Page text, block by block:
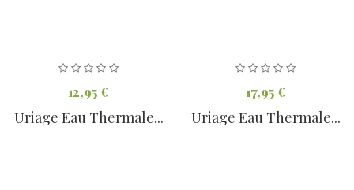
12,95 €
Uriage Eau Thermale...
17,95 €
Uriage Eau Thermale...